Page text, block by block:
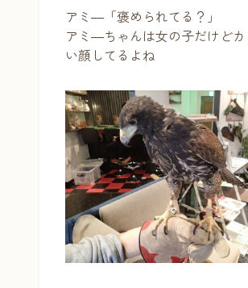
アミ―「褒められてる？」
アミ―ちゃんは女の子だけど
い顔してるよね